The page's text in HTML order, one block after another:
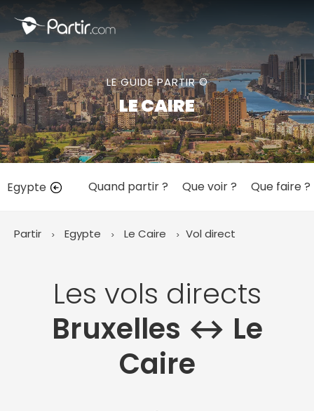
LE GUIDE PARTIR ©
LE CAIRE
Egypte Quand partir ? Que voir ? Que faire ?
Partir Egypte Le Caire Vol direct
Les vols directs
Bruxelles ↔︎ Le
Caire
📍 Destinations populaires
☀️ Où partir par mois
Juillet
Août Septembre
Octobre